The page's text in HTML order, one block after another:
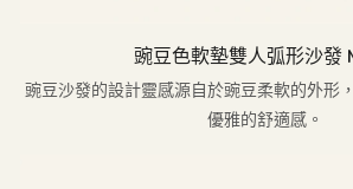
豌豆色軟墊雙人弧形沙發
豌豆沙發的設計靈感源自於豌豆柔軟的外形
優雅的舒適感。